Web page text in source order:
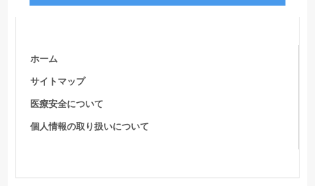
ホーム
サイトマップ
医療安全について
個人情報の取り扱いについて